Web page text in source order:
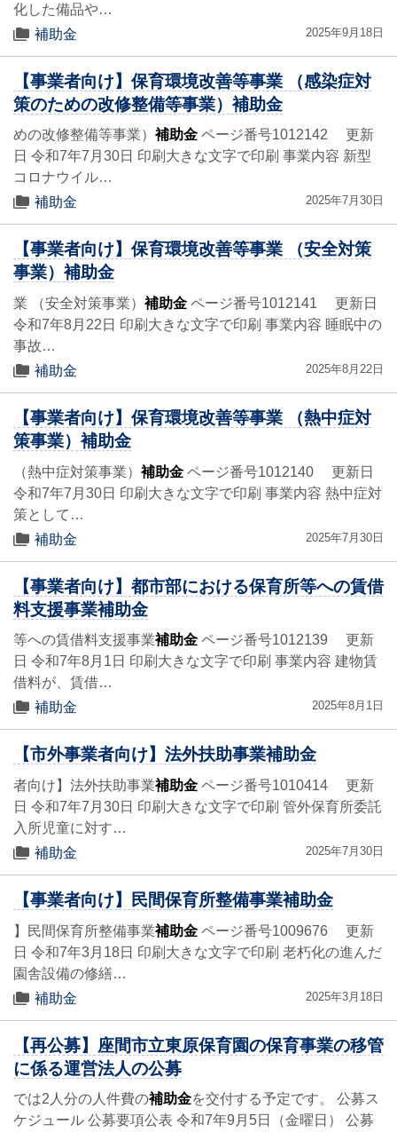
化した備品や…
補助金
2025年9月18日
【事業者向け】保育環境改善等事業 （感染症対
策のための改修整備等事業）補助金
めの改修整備等事業） 補助金 ページ番号1012142 更新
日 令和7年7月30日 印刷大きな文字で印刷 事業内容 新型
コロナウイル…
補助金
2025年7月30日
【事業者向け】保育環境改善等事業 （安全対策
事業）補助金
業 （安全対策事業） 補助金 ページ番号1012141 更新日
令和7年8月22日 印刷大きな文字で印刷 事業内容 睡眠中の
事故…
補助金
2025年8月22日
【事業者向け】保育環境改善等事業 （熱中症対
策事業）補助金
（熱中症対策事業） 補助金 ページ番号1012140 更新日
令和7年7月30日 印刷大きな文字で印刷 事業内容 熱中症対
策として…
補助金
2025年7月30日
【事業者向け】都市部における保育所等への賃借
料支援事業補助金
等への賃借料支援事業補助金 ページ番号1012139 更新
日 令和7年8月1日 印刷大きな文字で印刷 事業内容 建物賃
借料が、賃借…
補助金
2025年8月1日
【市外事業者向け】法外扶助事業補助金
者向け】法外扶助事業補助金 ページ番号1010414 更新
日 令和7年7月30日 印刷大きな文字で印刷 管外保育所委託
入所児童に対す…
補助金
2025年7月30日
【事業者向け】民間保育所整備事業補助金
】民間保育所整備事業補助金 ページ番号1009676 更新
日 令和7年3月18日 印刷大きな文字で印刷 老朽化の進んだ
園舎設備の修繕…
補助金
2025年3月18日
【再公募】座間市立東原保育園の保育事業の移管
に係る運営法人の公募
では2人分の人件費の補助金を交付する予定です。 公募ス
ケジュール 公募要項公表 令和7年9月5日（金曜日） 公募